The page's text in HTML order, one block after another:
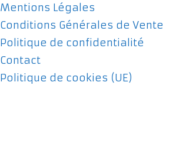
Mentions Légales
Conditions Générales de Vente
Politique de confidentialité
Contact
Politique de cookies (UE)